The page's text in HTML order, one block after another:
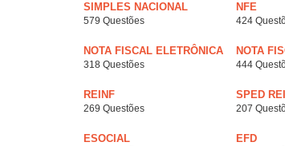
SIMPLES NACIONAL
579 Questões
NFE
424
NOTA FISCAL ELETRÔNICA
318 Questões
NOTA
444
REINF
269 Questões
SPED
207
ESOCIAL EFD